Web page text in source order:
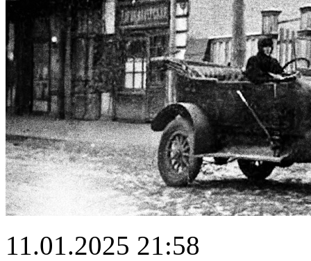
11.01.2025 21:58